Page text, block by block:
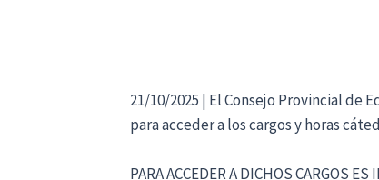
21/10/2025 | El Consejo Provincial
para acceder a los cargos y horas
PARA ACCEDER A DICHOS CARGOS